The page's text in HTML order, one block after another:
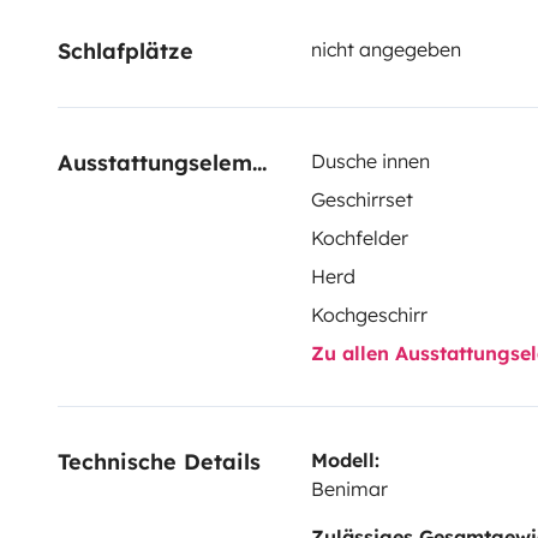
apenas 50€ e para o mínimo de 5 noites, realizamos
Schlafplätze nicht angegeben
Ausstattungselemente Dusche innen
Geschirrset
Kochfelder
Herd
Kochgeschirr
Zu allen
Technische Details
Modell:
Benimar